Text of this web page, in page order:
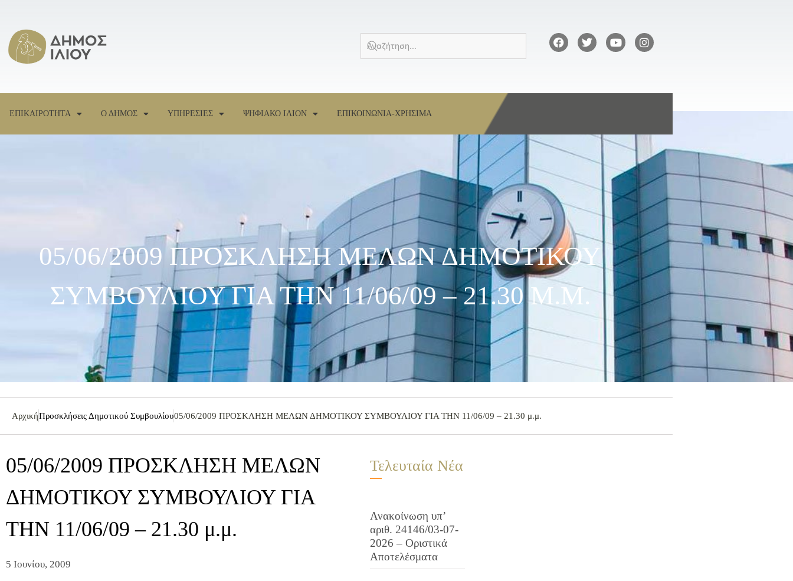
ΕΠΙΚΑΙΡΟΤΗΤΑ Ο ΔΗΜΟΣ ΥΠΗΡΕΣΙΕΣ ΨΗΦΙΑΚΟ ΙΛΙΟΝ ΕΠΙΚΟΙΝΩΝΙΑ-ΧΡΗΣΙΜΑ
05/06/2009 ΠΡΟΣΚΛΗΣΗ ΜΕΛΩΝ ΔΗΜΟΤΙΚΟΥ
ΣΥΜΒΟΥΛΙΟΥ ΓΙΑ ΤΗΝ 11/06/09 – 21.30 Μ.μ.
ΑρχικήΠροσκλήσεις Δημοτικού Συμβουλίου05/06/2009 ΠΡΟΣΚΛΗΣΗ ΜΕΛΩΝ ΔΗΜΟΤΙΚΟΥ ΣΥΜΒΟΥΛΙΟΥ ΓΙΑ ΤΗΝ 11/06/09 – 21.30 μ.μ.
05/06/2009 ΠΡΟΣΚΛΗΣΗ ΜΕΛΩΝ
ΔΗΜΟΤΙΚΟΥ ΣΥΜΒΟΥΛΙΟΥ ΓΙΑ
ΤΗΝ 11/06/09 – 21.30 μ.μ.
5 Ιουνίου, 2009
Τελευταία Νέα
Ανακοίνωση υπ’
αριθ. 24146/03-07-
2026 – Οριστικά
Αποτελέσματα